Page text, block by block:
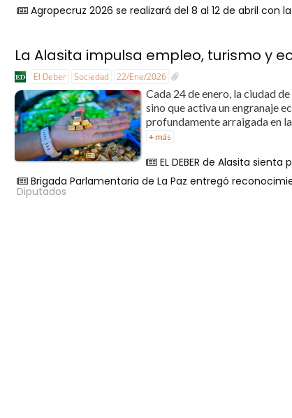
Agropecruz 2026 se realizará del 8 al 12 de abril con
La Alasita impulsa empleo, turismo y
El Deber Sociedad 22/Ene/2026
Cada 24 de enero, la ciudad
sino que activa un engranaje
profundamente arraigada en
+ más
EL DEBER de Alasita
Brigada Parlamentaria de La Paz entregó
Diputados